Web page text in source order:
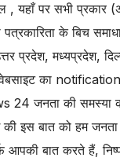
, यहाँ पर सभी प्रकार
के बिच
प्रदेश, मध्यप्रदेश,
वेबसाइट का
24 जनता की
की इस बात को हम
बात करते हैं,